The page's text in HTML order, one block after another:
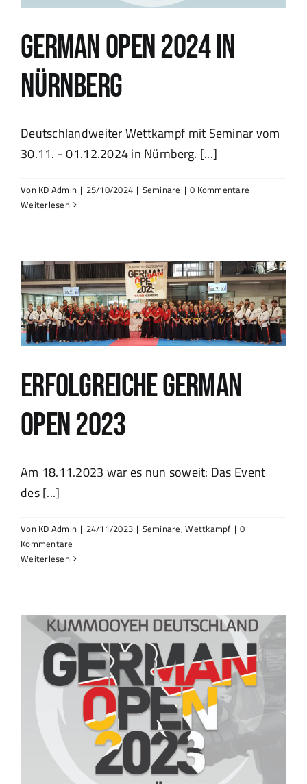
German Open 2024 in
Nürnberg
Deutschlandweiter Wettkampf mit Seminar vom
30.11. - 01.12.2024 in Nürnberg. [...]
Von KD Admin | 25/10/2024 | Seminare | 0 Kommentare
Weiterlesen
Erfolgreiche German
Open 2023
Am 18.11.2023 war es nun soweit: Das Event
des [...]
Von KD Admin | 24/11/2023 | Seminare,Wettkampf | 0
Kommentare
Weiterlesen